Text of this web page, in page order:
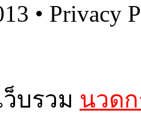
• Privacy
ว็บรวม นวด